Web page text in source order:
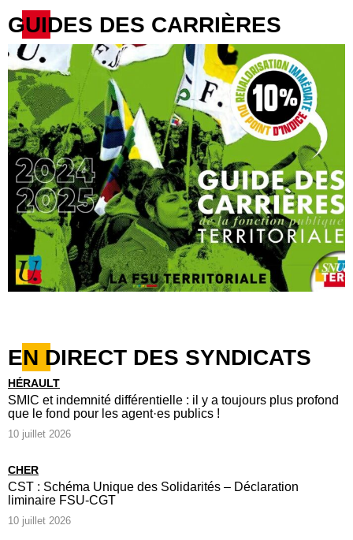
GUIDES DES CARRIÈRES
EN DIRECT DES SYNDICATS
HÉRAULT
SMIC et indemnité différentielle : il y a toujours plus profond
que le fond pour les agent·es publics !
10 juillet 2026
CHER
CST : Schéma Unique des Solidarités – Déclaration
liminaire FSU-CGT
10 juillet 2026